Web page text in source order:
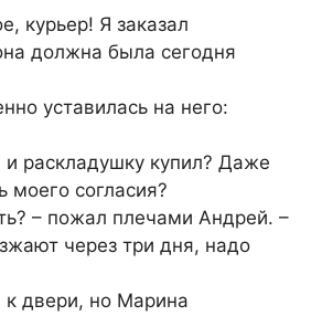
курьер! Я заказал
должна была сегодня
уставилась на него:
раскладушку купил? Даже
согласия?
– пожал плечами Андрей. –
через три дня, надо
к двери, но Марина